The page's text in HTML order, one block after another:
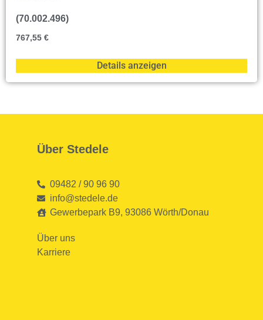
(70.002.496)
767,55 €
Details anzeigen
Über Stedele
09482 / 90 96 90
info@stedele.de
Gewerbepark B9, 93086 Wörth/Donau
Über uns
Karriere